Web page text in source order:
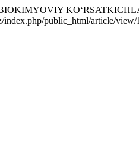
public_html/article/view/